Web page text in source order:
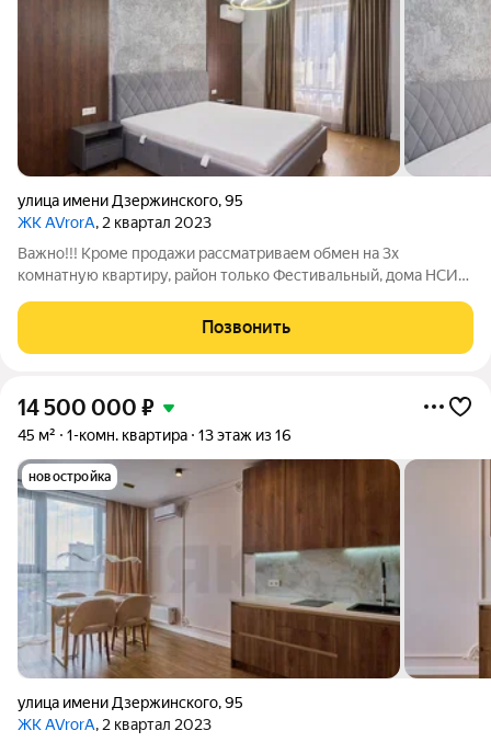
улица имени Дзержинского,95
ЖК AVrorA, 2 квартал 2023
Важно!!! Кроме продажи рассматриваем обмен на 3х
комнатную квартиру, район только Фестивальный, дома НСИ-
в жилого комплекса "Аврора". Площадь квартиры составляет
51 кв. метр и каждый элемент
Позвонить
14 500 000 ₽
45 м² 1-комн. квартира 13 этаж из 16
новостройка
улица имени Дзержинского,95
ЖК AVrorA, 2 квартал 2023